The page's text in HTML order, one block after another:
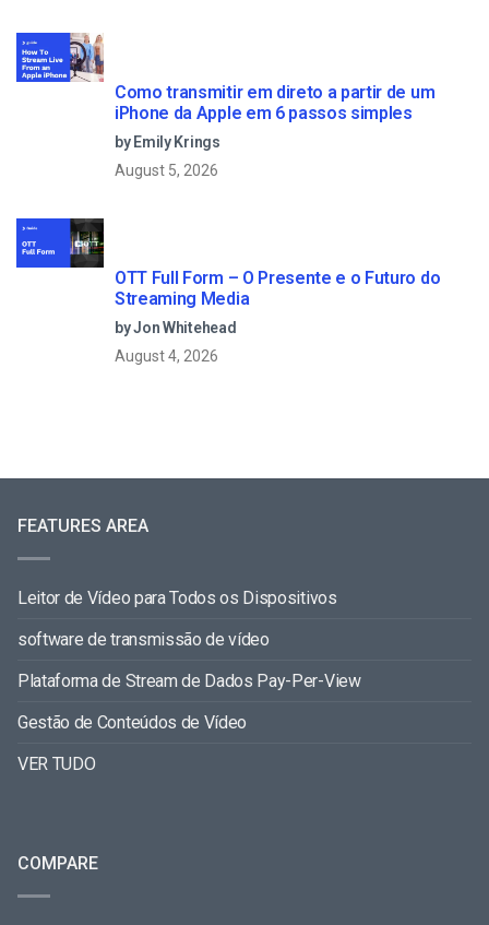
Como transmitir em direto a partir de um
iPhone da Apple em 6 passos simples
by Emily Krings
August 5, 2026
OTT Full Form – O Presente e o Futuro do
Streaming Media
by Jon Whitehead
August 4, 2026
FEATURES AREA
Leitor de Vídeo para Todos os Dispositivos
software de transmissão de vídeo
Plataforma de Stream de Dados Pay-Per-View
Gestão de Conteúdos de Vídeo
VER TUDO
COMPARE